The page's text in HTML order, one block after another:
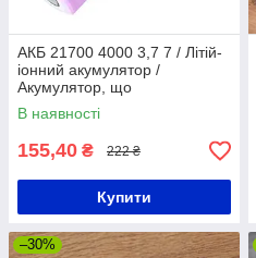
АКБ 21700 4000 3,7 7 / Літій-
іонний акумулятор /
Акумулятор, що
перезаряджається
В наявності
155,40 ₴ 222 ₴
Купити
–30%